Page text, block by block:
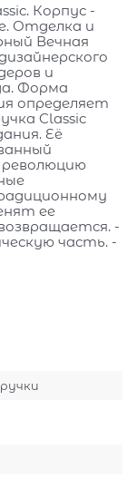
Корпус -
Отделка и
Вечная
и
Форма
определяет
Classic
Её
ее
-
часть. -